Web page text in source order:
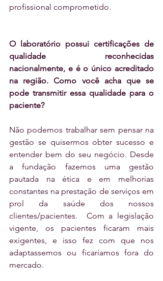
profissional comprometido.
O laboratório possui certificações de
qualidade reconhecidas
nacionalmente, e é o único acreditado
na região. Como você acha que se
pode transmitir essa qualidade para o
paciente?
Não podemos trabalhar sem pensar na
gestão se quisermos obter sucesso e
entender bem do seu negócio. Desde
a fundação fazemos uma gestão
pautada na ética e em melhorias
constantes na prestação de serviços em
prol da saúde dos nossos
clientes/pacientes.  Com a legislação
vigente, os pacientes ficaram mais
exigentes, e isso fez com que nos
adaptassemos ou ficaríamos fora do
mercado.